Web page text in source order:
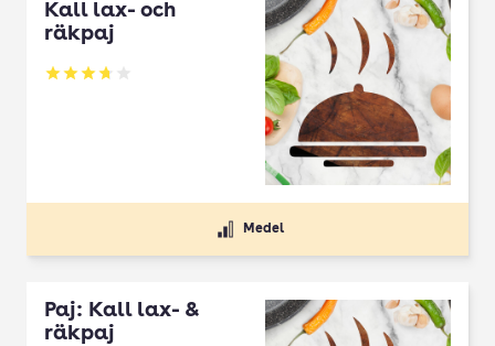
Kall lax- och
räkpaj
Betyg: 3.75 av 5
Medel
Paj: Kall lax- &
räkpaj